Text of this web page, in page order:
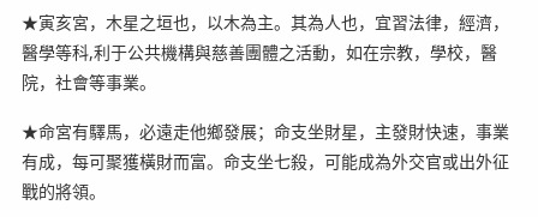
★寅亥宮，木星之垣也，以木為主。其為人也，宜習法律，經濟，
醫學等科,利于公共機構與慈善團體之活動，如在宗教，學校，醫
院，社會等事業。
★命宮有驛馬，必遠走他鄉發展；命支坐財星，主發財快速，事業
有成，每可聚獲橫財而富。命支坐七殺，可能成為外交官或出外征
戰的將領。